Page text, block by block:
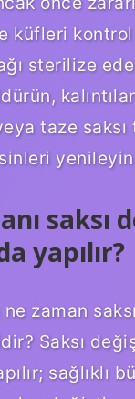
küfleri
sterilize
taze saksı
saksı
yapılır?
zaman
Saksı
sağlıklı